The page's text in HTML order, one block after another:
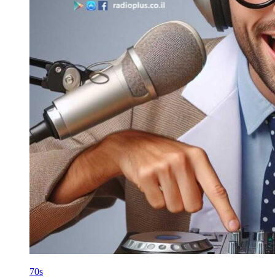
70s